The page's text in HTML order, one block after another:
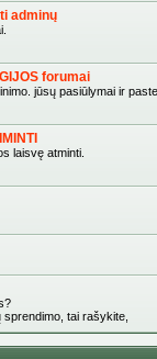
adminų
forumai
jūsų pasiūlymai ir
laisvę atminti.
tai rašykite,